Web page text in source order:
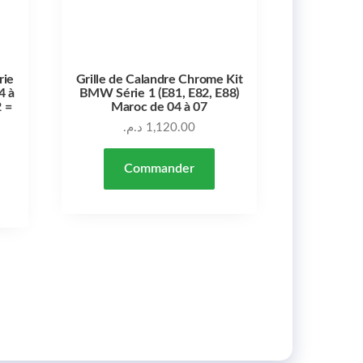
à
=
Grille de Calandre Chrome Kit
BMW Série 1 (E81, E82, E88)
Maroc de 04 à 07
1,120.00 د.م.
Commander